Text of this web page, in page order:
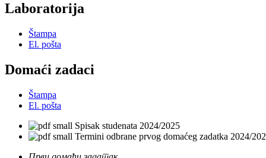
Laboratorija
Štampa
El. pošta
Domaći zadaci
Štampa
El. pošta
Spisak studenata 2024/2025
Termini odbrane prvog domaćeg zadatka 2024/